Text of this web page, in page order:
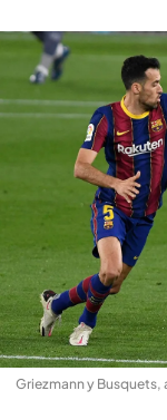
Griezmann y Busquets,